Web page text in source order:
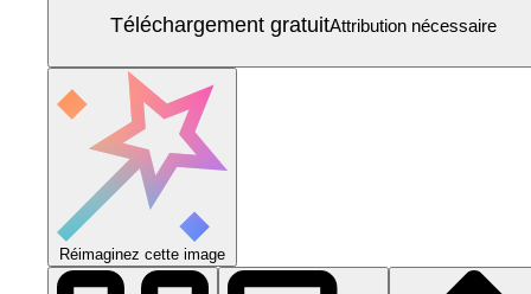
Téléchargement gratuitAttribution nécessaire
Réimaginez cette image